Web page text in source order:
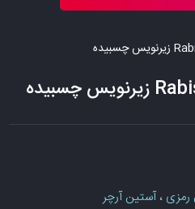
،آستین آرچر